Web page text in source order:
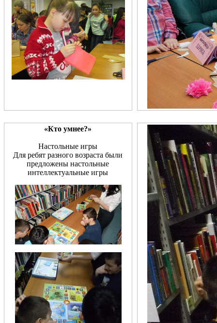
«Кто умнее?»
Настольные игры
Для ребят разного возраста были
предложены настольные
интеллектуальные игры